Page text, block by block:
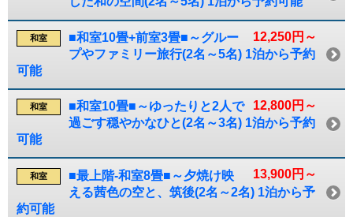
12,250円～
和室
■和室10畳+前室3畳■～グルー
プやファミリー旅行(2名～5名) 1泊から予約
可能
12,800円～
和室
■和室10畳■～ゆったりと2人で
過ごす穏やかなひと(2名～3名) 1泊から予約
可能
13,900円～
和室
■最上階-和室8畳■～夕焼け映
える茜色の空と、筑後(2名～2名) 1泊から予
約可能